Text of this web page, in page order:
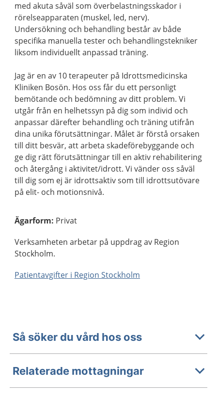
med akuta såväl som överbelastningsskador i
rörelseapparaten (muskel, led, nerv).
Undersökning och behandling består av både
specifika manuella tester och behandlingstekniker
liksom individuellt anpassad träning.
Jag är en av 10 terapeuter på Idrottsmedicinska
Kliniken Bosön. Hos oss får du ett personligt
bemötande och bedömning av ditt problem. Vi
utgår från en helhetssyn på dig som individ och
anpassar därefter behandling och träning utifrån
dina unika förutsättningar. Målet är förstå orsaken
till ditt besvär, att arbeta skadeförebyggande och
ge dig rätt förutsättningar till en aktiv rehabilitering
och återgång i aktivitet/idrott. Vi vänder oss såväl
till dig som ej är idrottsaktiv som till idrottsutövare
på elit- och motionsnivå.
Ägarform: Privat
Verksamheten arbetar på uppdrag av Region
Stockholm.
Patientavgifter i Region Stockholm
Så söker du vård hos oss
Relaterade mottagningar